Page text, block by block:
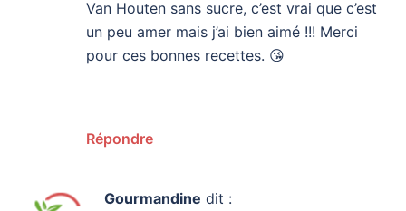
Van Houten sans sucre, c’est vrai que c’est
un peu amer mais j’ai bien aimé !!! Merci
pour ces bonnes recettes. 😘
Répondre
Gourmandine dit :